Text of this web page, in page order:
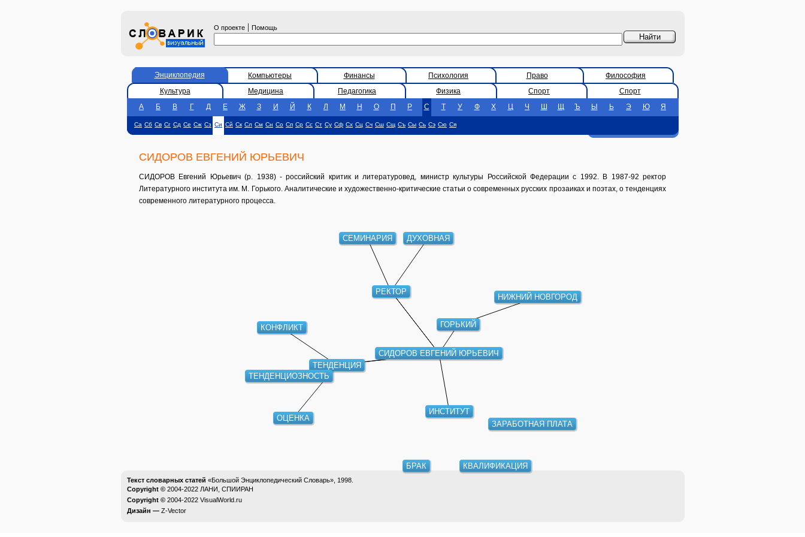
О проекте | Помощь
Энциклопедия Компьютеры Финансы Психология Право
Философия
Культура
Медицина Педагогика Физика Спорт
Спорт
А
Б В Г Д Е Ж З И Й К Л М Н О П Р С Т У Ф Х Ц Ч Ш Щ Ъ Ы Ь Э Ю Я
Са Сб Св Сг Сд Се Сж Сз Си Сй Ск Сл См Сн Со Сп Ср Сс Ст Су Сф Сх Сц Сч Сш Сщ Съ Сы Сь Сэ Сю Ся
СИДОРОВ ЕВГЕНИЙ ЮРЬЕВИЧ
СИДОРОВ Евгений Юрьевич (р. 1938) - российский критик и литературовед, министр культуры Российской Федерации с 1992. В 1987-92 ректор
Литературного института им. М. Горького. Аналитические и художественно-критические статьи о современных русских прозаиках и поэтах, о тенденциях
современного литературного процесса.
СИДОРОВ ЕВГЕНИЙ ЮРЬЕВИЧ
РЕКТОР
ТЕНДЕНЦИЯ
ГОРЬКИЙ
ИНСТИТУТ
СЕМИНАРИЯ ДУХОВНАЯ
ТЕНДЕНЦИОЗНОСТЬ
ОЦЕНКА
КОНФЛИКТ
НИЖНИЙ НОВГОРОД
ЗАРАБОТНАЯ ПЛАТА
КВАЛИФИКАЦИЯ
БРАК
Текст словарных статей «Большой Энциклопедический Словарь», 1998.
Copyright © 2004-2022 ЛАНИ, СПИИРАН
Copyright © 2004-2022 VisualWorld.ru
Дизайн — Z-Vector